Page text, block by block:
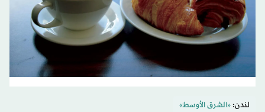
لندن:«الشرق الأوسط»